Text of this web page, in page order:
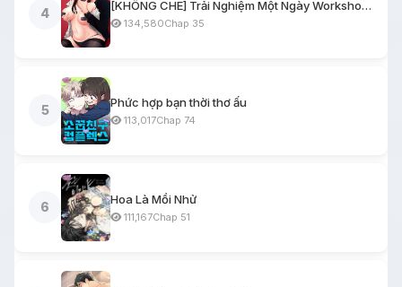
4
[KHÔNG CHE] Trải Nghiệm Một Ngày Workshop BDSM
134,580Chap 35
5
Phức hợp bạn thời thơ ấu
113,017Chap 74
6
Hoa Là Mồi Nhử
111,167Chap 51